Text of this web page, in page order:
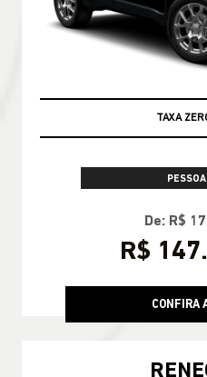
TAXA
De: R$
R$
CONFIRA